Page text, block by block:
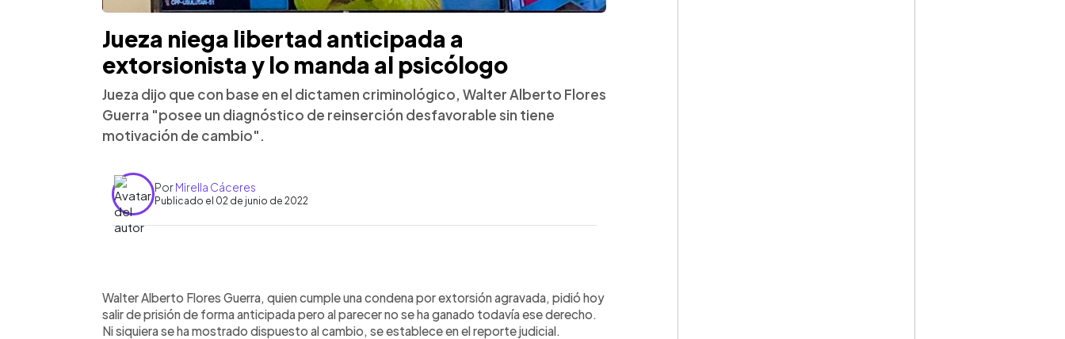
Jueza niega libertad anticipada a
extorsionista y lo manda al psicólogo
Jueza dijo que con base en el dictamen criminológico, Walter Alberto Flores
Guerra "posee un diagnóstico de reinserción desfavorable sin tiene
motivación de cambio".
PorMirella Cáceres
Publicado el 02 de junio de 2022
► Escuchar artículo
Walter Alberto Flores Guerra, quien cumple una condena por extorsión agravada, pidió hoy
salir de prisión de forma anticipada pero al parecer no se ha ganado todavía ese derecho.
Ni siquiera se ha mostrado dispuesto al cambio, se establece en el reporte judicial.